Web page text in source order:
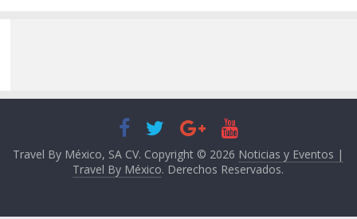
Travel By México, SA CV. Copyright © 2026 Noticias y Eventos |
Travel By México. Derechos Reservados.